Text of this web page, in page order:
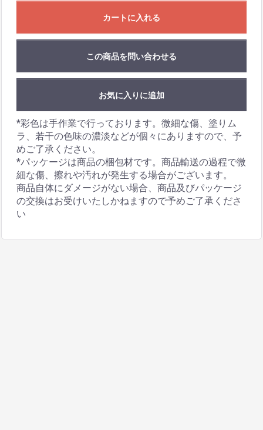
カートに入れる
この商品を問い合わせる
お気に入りに追加
*彩色は手作業で行っております。微細な傷、塗りム
ラ、若干の色味の濃淡などが個々にありますので、予
めご了承ください。
*パッケージは商品の梱包材です。商品輸送の過程で微
細な傷、擦れや汚れが発生する場合がございます。
商品自体にダメージがない場合、商品及びパッケージ
の交換はお受けいたしかねますので予めご了承くださ
い